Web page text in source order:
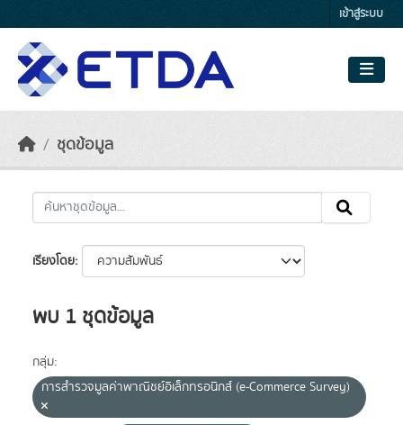
เข้าสู่ระบบ
ชุดข้อมูล
เรียงโดย
พบ 1 ชุดข้อมูล
กลุ่ม:
การสำรวจมูลค่าพาณิชย์อิเล็กทรอนิกส์ (e-Commerce Survey)